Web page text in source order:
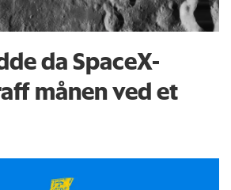
da SpaceX-
månen ved et